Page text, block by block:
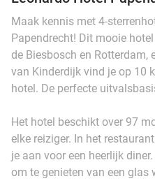
Maak kennis met 4-
Papendrecht! Dit mooie
de Biesbosch en Rotterdam,
van Kinderdijk vind je op 10
hotel. De perfecte
Het hotel beschikt over 97
elke reiziger. In het
je aan voor een heerlijk
om te genieten van een glas